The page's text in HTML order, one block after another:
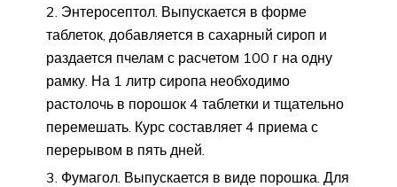
Энтеросептол. Выпускается в форме
таблеток, добавляется в сахарный сироп и
раздается пчелам с расчетом 100 г на одну
рамку. На 1 литр сиропа необходимо
растолочь в порошок 4 таблетки и тщательно
перемешать. Курс составляет 4 приема с
перерывом в пять дней.
Фумагол. Выпускается в виде порошка. Для